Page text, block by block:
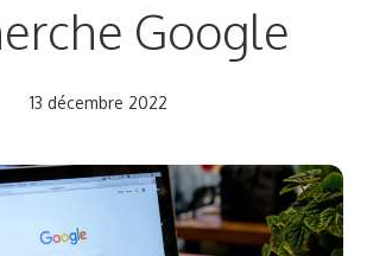
Google
13 décembre 2022